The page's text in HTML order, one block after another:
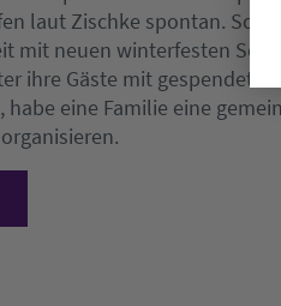
laut Zischke spontan. So
mit neuen winterfesten
ihre Gäste mit
habe eine Familie eine